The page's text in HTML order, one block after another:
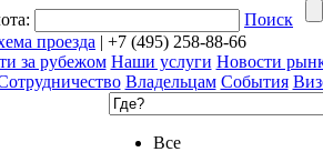
Поиск
проезда | +7 (495) 258-88-66
за рубежом Наши услуги Новости
Владельцам События
Все